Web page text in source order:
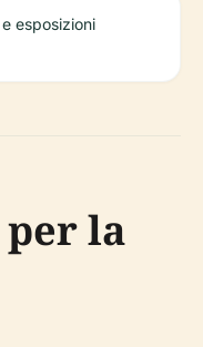
esposizioni
la